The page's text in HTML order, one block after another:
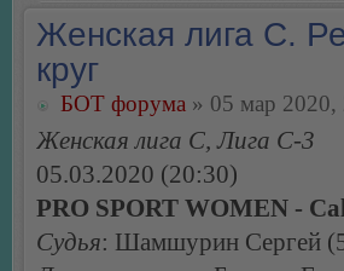
Женская лига С.
круг
БОТ форума » 05 мар 2020,
Женская лига С, Лига С-3
05.03.2020 (20:30)
PRO SPORT WOMEN -
Судья: Шамшурин Сергей